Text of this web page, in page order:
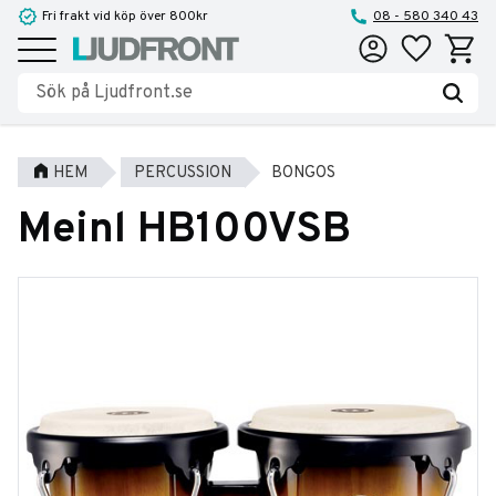
Meny
Fri frakt vid köp över 800kr 08 - 580 340 43
Favoriter
HEM PERCUSSION BONGOS
Meinl HB100VSB